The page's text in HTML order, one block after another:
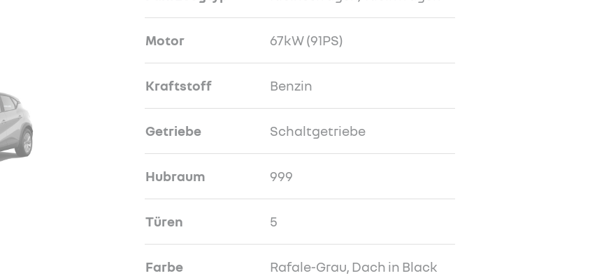
Motor 67kW (91PS)
Kraftstoff Benzin
Getriebe Schaltgetriebe
Hubraum 999
Türen 5
Farbe Rafale-Grau, Dach in Black